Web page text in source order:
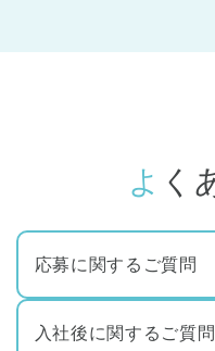
よ
応募に関するご質問
入社後に関するご質問